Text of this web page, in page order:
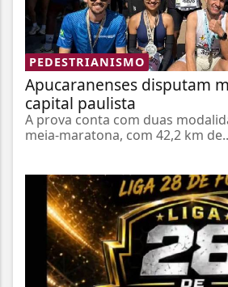
PEDESTRIANISMO
Apucaranenses disputam
capital paulista
A prova conta com duas
meia-maratona, com 42,2 km